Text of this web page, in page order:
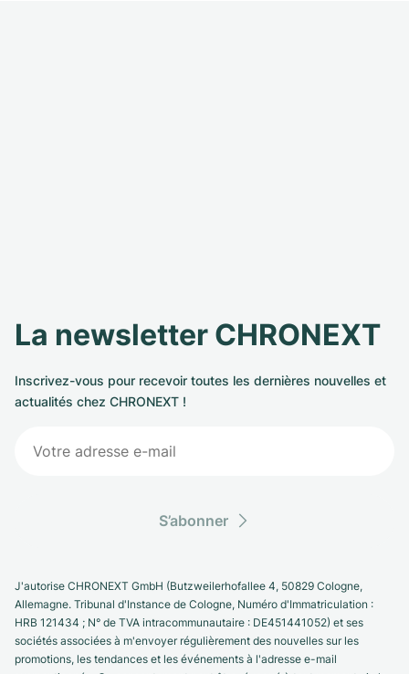
La newsletter CHRONEXT
Inscrivez-vous pour recevoir toutes les dernières nouvelles et
actualités chez CHRONEXT !
S’abonner
J'autorise CHRONEXT GmbH (Butzweilerhofallee 4, 50829 Cologne,
Allemagne. Tribunal d'Instance de Cologne, Numéro d'Immatriculation :
HRB 121434 ; N° de TVA intracommunautaire : DE451441052) et ses
sociétés associées à m'envoyer régulièrement des nouvelles sur les
promotions, les tendances et les événements à l'adresse e-mail